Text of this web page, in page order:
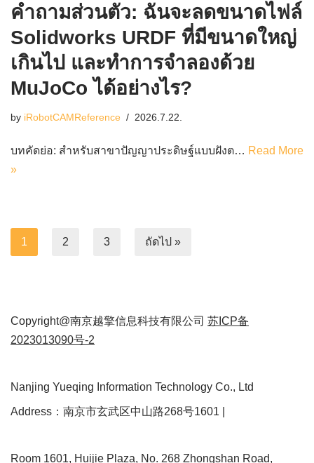
คำถามส่วนตัว: ฉันจะลดขนาดไฟล์
Solidworks URDF ที่มีขนาดใหญ่
เกินไป และทำการจำลองด้วย
MuJoCo ได้อย่างไร?
by iRobotCAMReference 2026.7.22.
บทคัดย่อ: สำหรับสาขาปัญญาประดิษฐ์แบบฝังต… Read More
»
1 2 3 ถัดไป »
Copyright@南京越擎信息科技有限公司 苏ICP备
2023013090号-2
Nanjing Yueqing Information Technology Co., Ltd
Address：南京市玄武区中山路268号1601 |
Room 1601, Huijie Plaza, No. 268 Zhongshan Road,